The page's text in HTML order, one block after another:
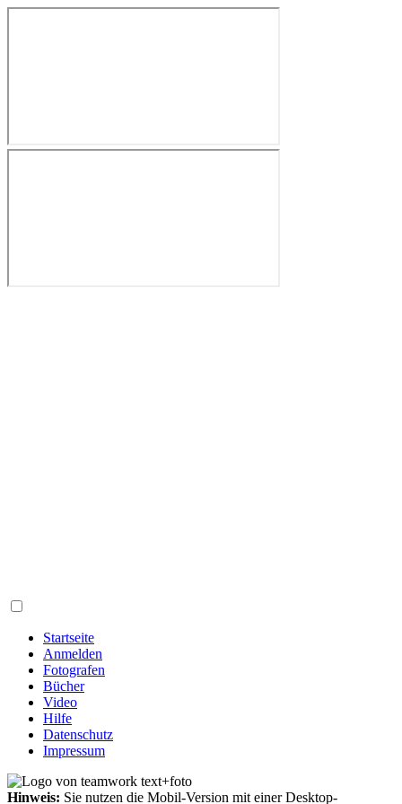
Startseite
Anmelden
Fotografen
Bücher
Video
Hilfe
Datenschutz
Impressum
Hinweis: Sie nutzen die Mobil-Version mit einer Desktop-